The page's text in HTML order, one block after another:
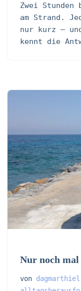
Zwei Stunden
am Strand.
nur kurz –
kennt die
Nur noch
von dagmarthiel